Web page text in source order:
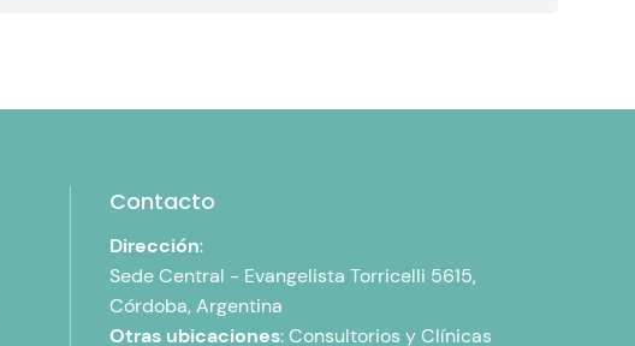
Contacto
Dirección:
Sede Central - Evangelista Torricelli 5615,
Córdoba, Argentina
Otras ubicaciones:Consultorios y Clínicas